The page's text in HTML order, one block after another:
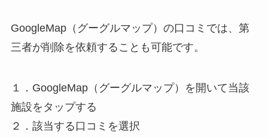
GoogleMap（グーグルマップ）の口コミでは、第
三者が削除を依頼することも可能です。
１．GoogleMap（グーグルマップ）を開いて当該
施設をタップする
２．該当する口コミを選択